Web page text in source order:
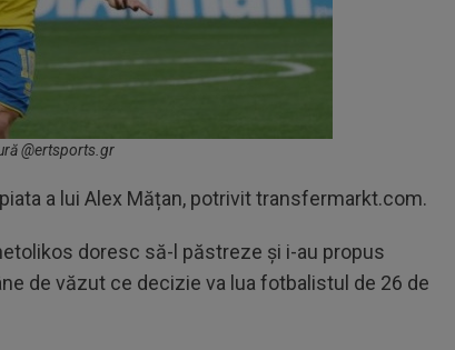
@ertsports.gr
a lui Alex Mățan, potrivit transfermarkt.com.
doresc să-l păstreze și i-au propus
de văzut ce decizie va lua fotbalistul de 26 de